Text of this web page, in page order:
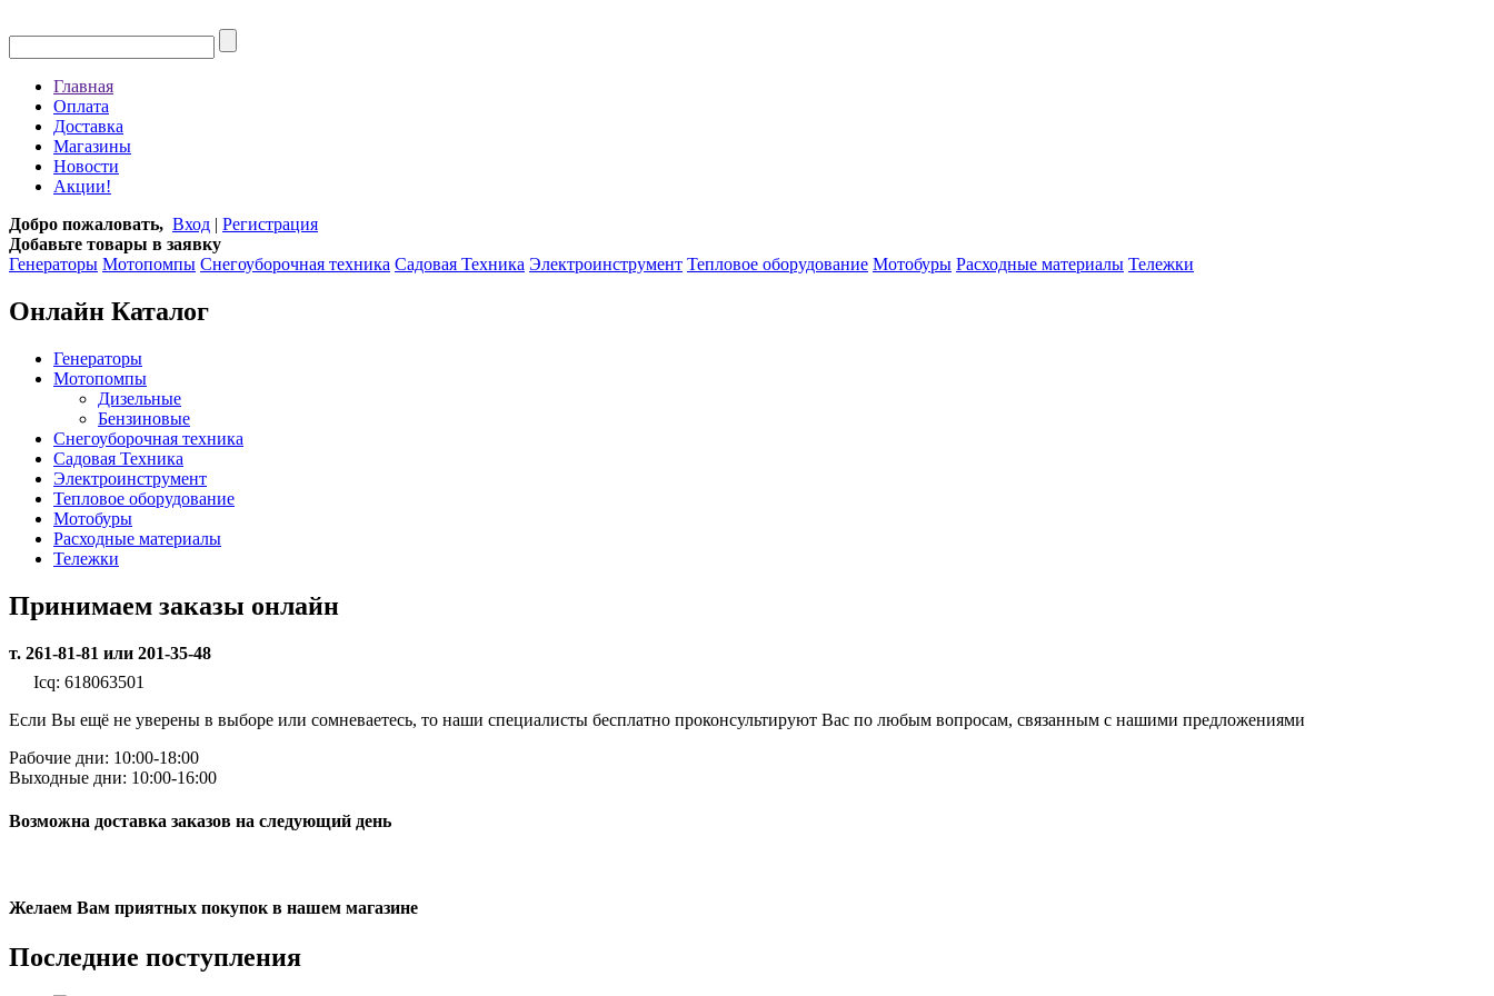
Главная
Оплата
Доставка
Магазины
Новости
Акции!
Добро пожаловать, Вход | Регистрация
Добавьте товары в заявку
Генераторы Мотопомпы Снегоуборочная техника Садовая Техника Электроинструмент Тепловое оборудование Мотобуры Расходные материалы Тележки
Онлайн Каталог
Генераторы
Мотопомпы
Дизельные
Бензиновые
Снегоуборочная техника
Садовая Техника
Электроинструмент
Тепловое оборудование
Мотобуры
Расходные материалы
Тележки
Принимаем заказы онлайн
т. 261-81-81 или 201-35-48
Icq: 618063501
Если Вы ещё не уверены в выборе или сомневаетесь, то наши специалисты бесплатно проконсультируют Вас по любым вопросам, связанным с нашими предложениями
Рабочие дни: 10:00-18:00
Выходные дни: 10:00-16:00
Возможна доставка заказов на следующий день
Желаем Вам приятных покупок в нашем магазине
Последние поступления